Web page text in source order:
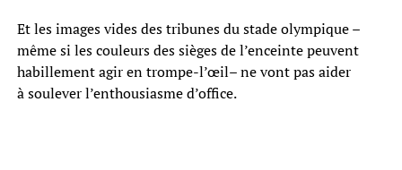
Et les images vides des tribunes du stade olympique –
même si les couleurs des sièges de l’enceinte peuvent
habillement agir en trompe-l’œil– ne vont pas aider
à soulever l’enthousiasme d’office.